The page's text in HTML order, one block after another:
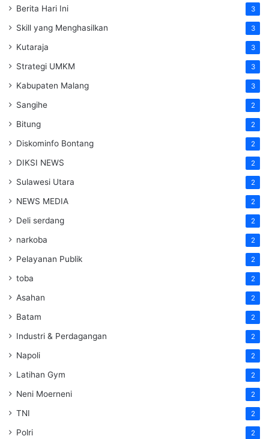
Berita Hari Ini 3
Skill yang Menghasilkan 3
Kutaraja 3
Strategi UMKM 3
Kabupaten Malang 3
Sangihe 2
Bitung 2
Diskominfo Bontang 2
DIKSI NEWS 2
Sulawesi Utara 2
NEWS MEDIA 2
Deli serdang 2
narkoba 2
Pelayanan Publik 2
toba 2
Asahan 2
Batam 2
Industri & Perdagangan 2
Napoli 2
Latihan Gym 2
Neni Moerneni 2
TNI 2
Polri 2